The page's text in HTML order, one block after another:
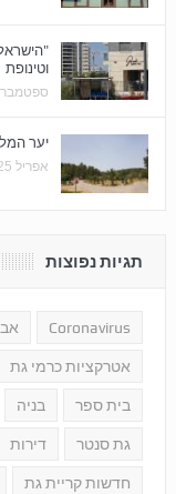
וטינופת
ספטמבר 02, 2019
יער
אפריל 25, 2019
תגיות נפוצות
Coronavirus
אטרקציות כרמי גת
בית ספר בניה
גת סנטר דירות
חדשות קריית גת